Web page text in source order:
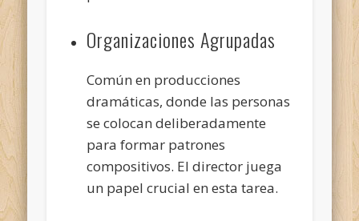
Organizaciones Agrupadas
Común en producciones
dramáticas, donde las personas
se colocan deliberadamente
para formar patrones
compositivos. El director juega
un papel crucial en esta tarea.